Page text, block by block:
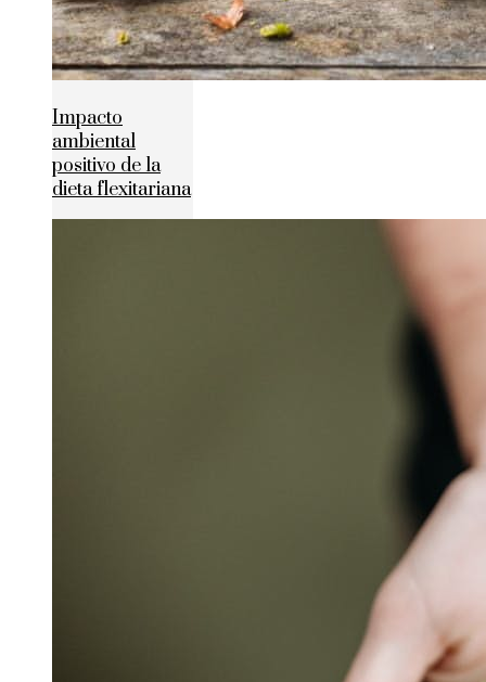
Impacto
ambiental
positivo de la
dieta flexitariana